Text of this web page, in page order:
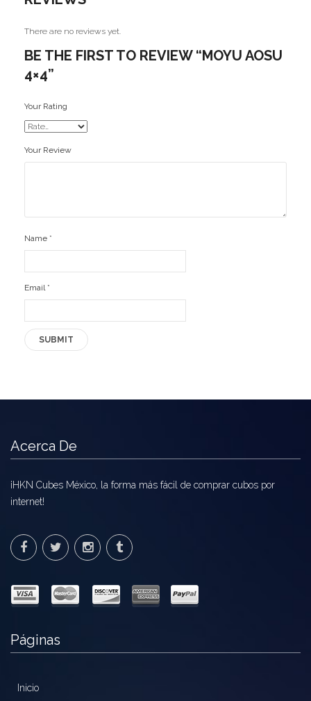
There are no reviews yet.
BE THE FIRST TO REVIEW “MOYU AOSU
4×4”
Your Rating
Your Review
Name *
Email *
Acerca De
¡HKN Cubes México, la forma más fácil de comprar cubos por
internet!
Páginas
Inicio